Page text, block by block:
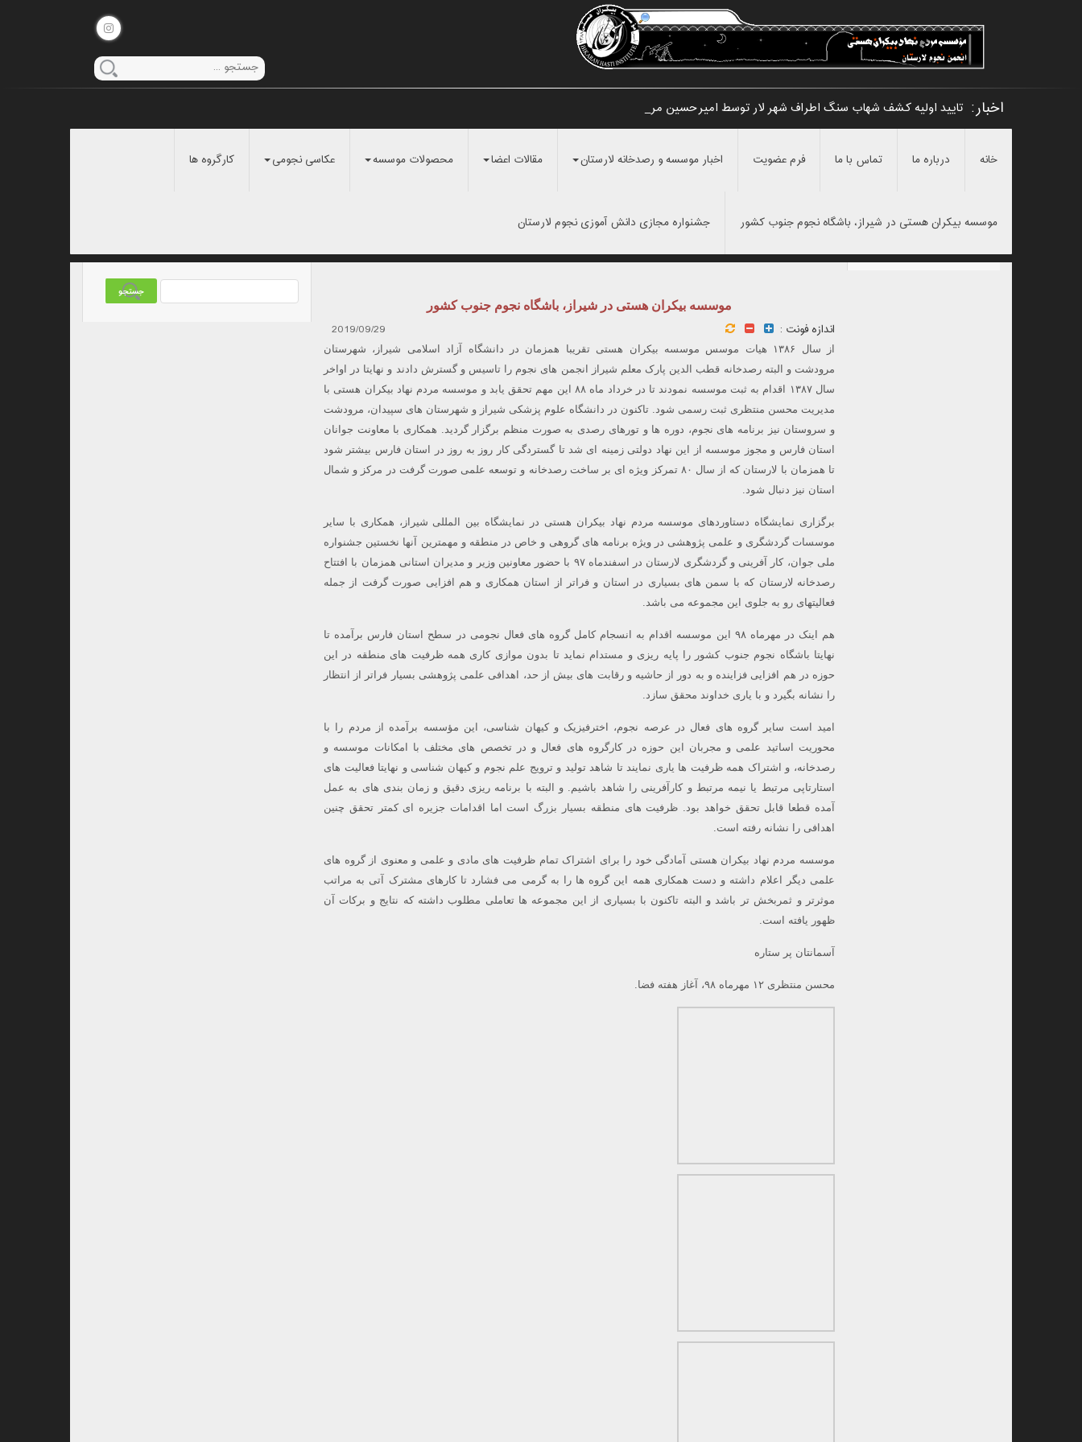
اخبار: تایید اولیه کشف شهاب سنگ اطراف شهر لار توسط امیرحسین مرادی و _
خانه درباره ما تماس با ما فرم عضویت اخبار موسسه و رصدخانه لارستان مقالات اعضا محصولات موسسه عکاسی نجومی کارگروه ها
موسسه بیکران هستی در شیراز، باشگاه نجوم جنوب کشور جشنواره مجازی دانش آموزی نجوم لارستان
موسسه بیکران هستی در شیراز، باشگاه نجوم جنوب کشور
اندازه فونت : 2019/09/29
از سال ۱۳۸۶ هیات موسس موسسه بیکران هستی تقریبا همزمان در دانشگاه آزاد اسلامی شیراز، شهرستان
مرودشت و البته رصدخانه قطب الدین پارک معلم شیراز انجمن های نجوم را تاسیس و گسترش دادند و نهایتا در اواخر
سال ۱۳۸۷ اقدام به ثبت موسسه نمودند تا در خرداد ماه ۸۸ این مهم تحقق یابد و موسسه مردم نهاد بیکران هستی با
مدیریت محسن منتظری ثبت رسمی شود. تاکنون در دانشگاه علوم پزشکی شیراز و شهرستان های سپیدان، مرودشت
و سروستان نیز برنامه های نجوم، دوره ها و تورهای رصدی به صورت منظم برگزار گردید. همکاری با معاونت جوانان
استان فارس و مجوز موسسه از این نهاد دولتی زمینه ای شد تا گستردگی کار روز به روز در استان فارس بیشتر شود
تا همزمان با لارستان که از سال ۸۰ تمرکز ویژه ای بر ساخت رصدخانه و توسعه علمی صورت گرفت در مرکز و شمال
استان نیز دنبال شود.
برگزاری نمایشگاه دستاوردهای موسسه مردم نهاد بیکران هستی در نمایشگاه بین المللی شیراز، همکاری با سایر
موسسات گردشگری و علمی پژوهشی در ویژه برنامه های گروهی و خاص در منطقه و مهمترین آنها نخستین جشنواره
ملی جوان، کار آفرینی و گردشگری لارستان در اسفندماه ۹۷ با حضور معاونین وزیر و مدیران استانی همزمان با افتتاح
رصدخانه لارستان که با سمن های بسیاری در استان و فراتر از استان همکاری و هم افزایی صورت گرفت از جمله
فعالیتهای رو به جلوی این مجموعه می باشد.
هم اینک در مهرماه ۹۸ این موسسه اقدام به انسجام کامل گروه های فعال نجومی در سطح استان فارس برآمده تا
نهایتا باشگاه نجوم جنوب کشور را پایه ریزی و مستدام نماید تا بدون موازی کاری همه ظرفیت های منطقه در این
حوزه در هم افزایی فزاینده و به دور از حاشیه و رقابت های بیش از حد، اهدافی علمی پژوهشی بسیار فراتر از انتظار
را نشانه بگیرد و با یاری خداوند محقق سازد.
امید است سایر گروه های فعال در عرصه نجوم، اخترفیزیک و کیهان شناسی، این مؤسسه برآمده از مردم را با
محوریت اساتید علمی و مجربان این حوزه در کارگروه های فعال و در تخصص های مختلف با امکانات موسسه و
رصدخانه، و اشتراک همه ظرفیت ها یاری نمایند تا شاهد تولید و ترویج علم نجوم و کیهان شناسی و نهایتا فعالیت های
استارتاپی مرتبط یا نیمه مرتبط و کارآفرینی را شاهد باشیم. و البته با برنامه ریزی دقیق و زمان بندی های به عمل
آمده قطعا قابل تحقق خواهد بود. ظرفیت های منطقه بسیار بزرگ است اما اقدامات جزیره ای کمتر تحقق چنین
اهدافی را نشانه رفته است.
موسسه مردم نهاد بیکران هستی آمادگی خود را برای اشتراک تمام ظرفیت های مادی و علمی و معنوی از گروه های
علمی دیگر اعلام داشته و دست همکاری همه این گروه ها را به گرمی می فشارد تا کارهای مشترک آتی به مراتب
موثرتر و ثمربخش تر باشد و البته تاکنون با بسیاری از این مجموعه ها تعاملی مطلوب داشته که نتایج و برکات آن
ظهور یافته است.
آسمانتان پر ستاره
محسن منتظری ۱۲ مهرماه ۹۸، آغاز هفته فضا.